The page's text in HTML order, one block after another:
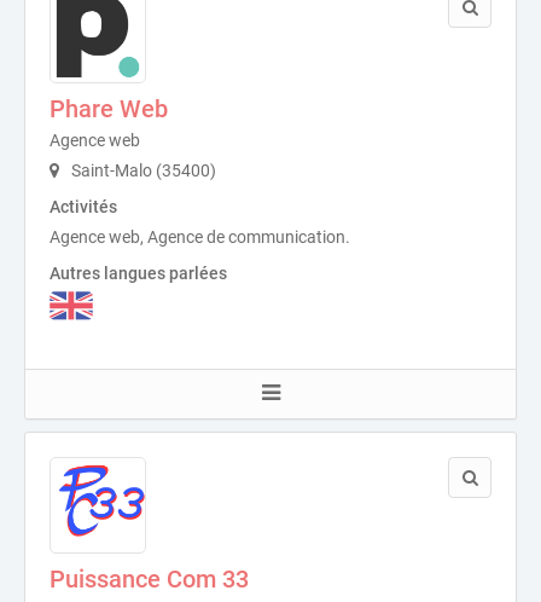
Phare Web
Agence web
Saint-Malo (35400)
Activités
Agence web, Agence de communication.
Autres langues parlées
Puissance Com 33